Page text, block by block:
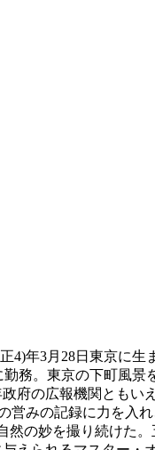
4)年3月28日東京に
務。東京の下町風景
府の広報機関ともい
みの記録に力を入
の妙を撮り続けた